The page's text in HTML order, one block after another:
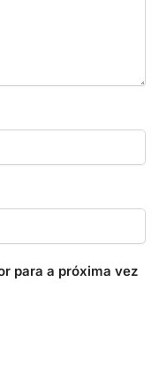
para a próxima vez